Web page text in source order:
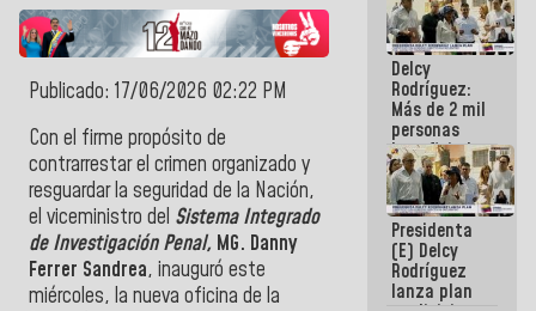
Publicado: 17/06/2026 02:22 PM
Con el firme propósito de
contrarrestar el crimen organizado y
resguardar la seguridad de la Nación,
el viceministro del Sistema Integrado
de Investigación Penal, MG. Danny
Ferrer Sandrea, inauguró este
miércoles, la nueva oficina de la
Arrendamiento
aprobada
por la AN
Delcy
Rodríguez:
Más de 2 mil
personas
beneficiadas
con planes
para
atención de
emergencia
sísmica en
la última
semana
Presidenta
(E) Delcy
Rodríguez
lanza plan